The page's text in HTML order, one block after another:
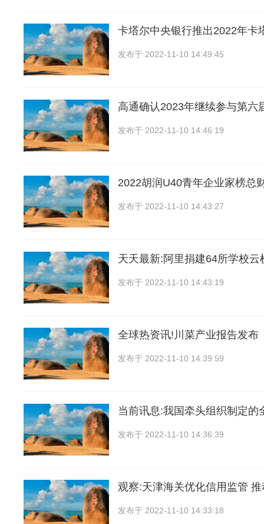
卡塔尔中央银行推出2022年卡
发布于 2022-11-10 14:49:45
高通确认2023年继续参与第六
发布于 2022-11-10 14:46:19
2022胡润U40青年企业家榜总
发布于 2022-11-10 14:43:27
天天最新:阿里捐建64所学校云
发布于 2022-11-10 14:43:19
全球热资讯!川菜产业报告发布
发布于 2022-11-10 14:39:59
当前讯息:我国牵头组织制定的
发布于 2022-11-10 14:36:39
观察:天津海关优化信用监管
发布于 2022-11-10 14:33:18